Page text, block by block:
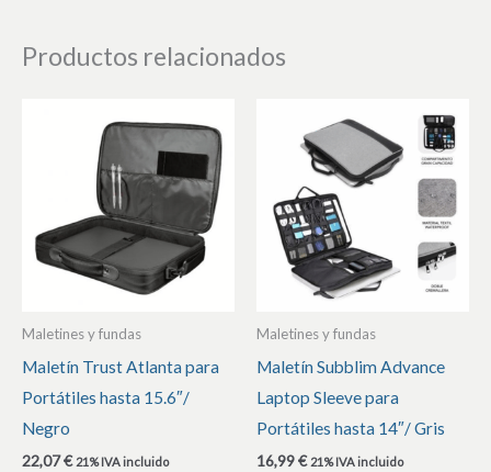
Productos relacionados
Maletines y fundas
Maletín Trust Atlanta para
Portátiles hasta 15.6″/
Negro
22,07€ 21% IVA incluido
Maletines y fundas
Maletín Subblim Advance
Laptop Sleeve para
Portátiles hasta 14″/ Gris
16,99€ 21% IVA incluido